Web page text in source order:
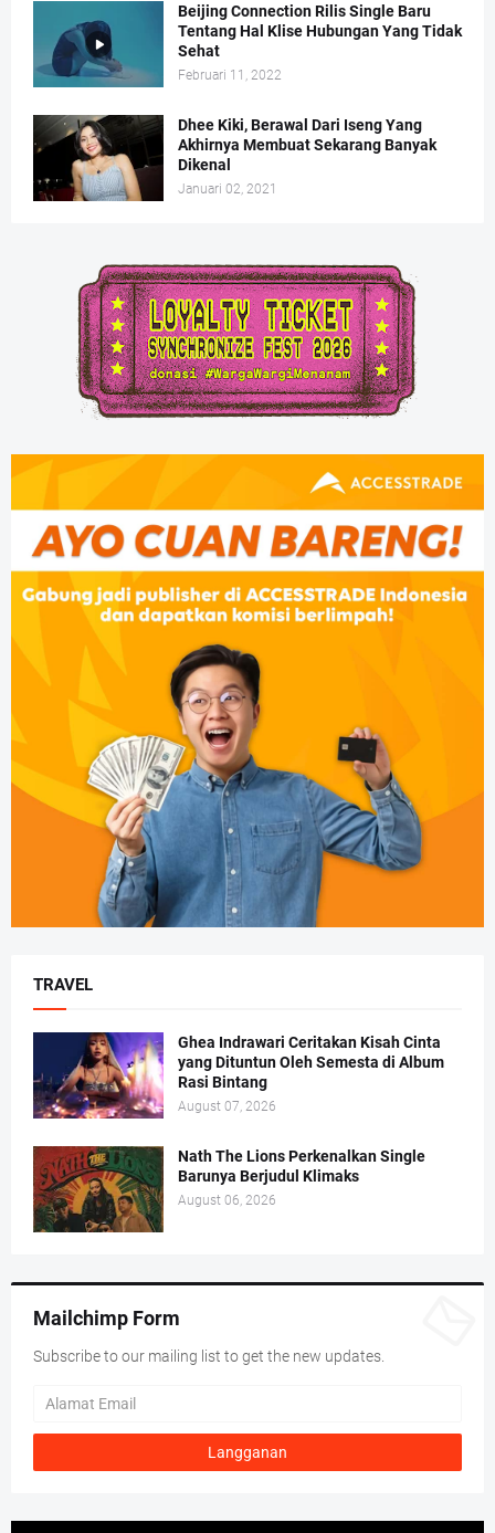
Beijing Connection Rilis Single Baru
Tentang Hal Klise Hubungan Yang Tidak
Sehat
Februari 11, 2022
Dhee Kiki, Berawal Dari Iseng Yang
Akhirnya Membuat Sekarang Banyak
Dikenal
Januari 02, 2021
TRAVEL
Ghea Indrawari Ceritakan Kisah Cinta
yang Dituntun Oleh Semesta di Album
Rasi Bintang
August 07, 2026
Nath The Lions Perkenalkan Single
Barunya Berjudul Klimaks
August 06, 2026
Mailchimp Form
Subscribe to our mailing list to get the new updates.